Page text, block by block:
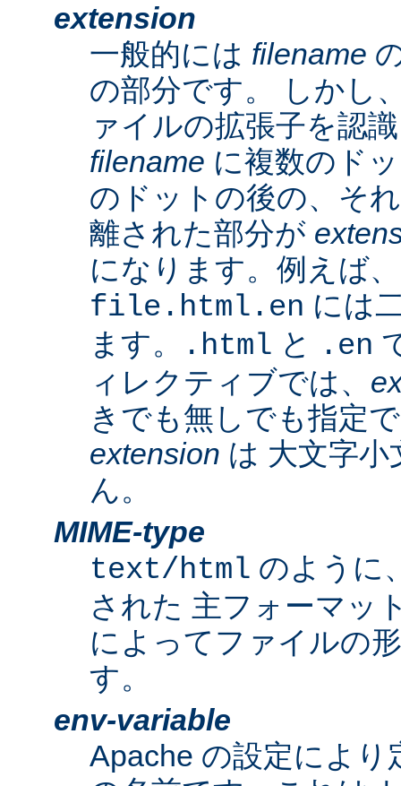
extension
一般的には filename
の部分です。 しかし
ァイルの拡張子を認
filename に複数のド
のドットの後の、そ
離された部分が
になります。例えば、
file.html.en には
ます。
.html と .en
ィレクティブでは、
きでも無しでも指定
extension は 大文字
ん。
MIME-type
text/html のように
された 主フォーマッ
によってファイルの
す。
env-variable
Apache の設定によ